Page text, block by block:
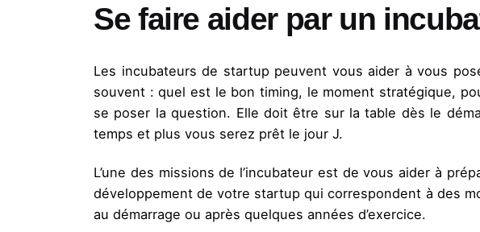
Se faire aider par un
Les incubateurs de startup peuvent vous aider à vous
souvent : quel est le bon timing, le moment stratégique,
se poser la question. Elle doit être sur la table dès le
temps et plus vous serez prêt le jour J.
L’une des missions de l’incubateur est de vous aider à
développement de votre startup qui correspondent à des
au démarrage ou après quelques années d’exercice.